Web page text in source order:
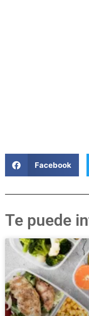
Facebook
Te puede